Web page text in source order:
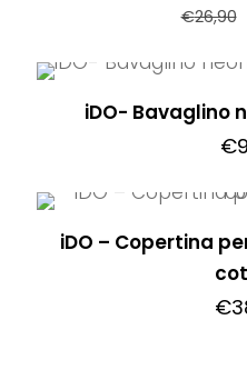
€26,90
iDO- Bavaglino
€
iDO – Copertina
€